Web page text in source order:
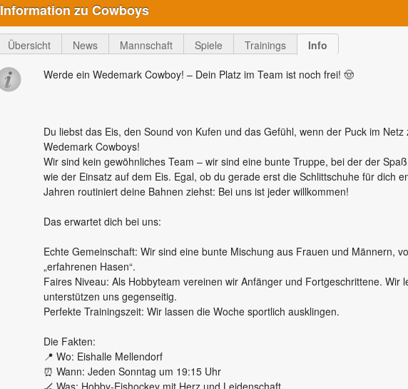
Information zu Cowboys
Übersicht News Mannschaft Spiele Trainings Info
Werde ein Wedemark Cowboy! – Dein Platz im Team ist noch frei! 🤠
Du liebst das Eis, den Sound von Kufen und das Gefühl, wenn der Puck im
Wedemark Cowboys!
​Wir sind kein gewöhnliches Team – wir sind eine bunte Truppe, bei der der
wie der Einsatz auf dem Eis. Egal, ob du gerade erst die Schlittschuhe für dich
Jahren routiniert deine Bahnen ziehst: Bei uns ist jeder willkommen!
Das erwartet dich bei uns:
Echte Gemeinschaft: Wir sind eine bunte Mischung aus Frauen und Männern,
„erfahrenen Hasen“.
​Faires Niveau: Als Hobbyteam vereinen wir Anfänger und Fortgeschrittene. Wir
unterstützen uns gegenseitig.
​Perfekte Trainingszeit: Wir lassen die Woche sportlich ausklingen.
Die Fakten:
​📍 Wo: Eishalle Mellendorf
​⏰ Wann: Jeden Sonntag um 19:15 Uhr